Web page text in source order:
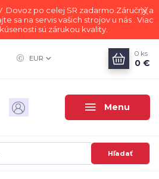
.Dovoz po celej SR zadarmo.Záručný a
sa na servis vašich strojov u nás . Viac
sú zárukou kvality.
Menu
EUR
Hľadať
0 ks
0 €